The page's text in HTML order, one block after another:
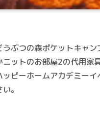
うぶつの森ポケットキャ
ニットのお部屋2の代用家
ッピーホームアカデミー
。